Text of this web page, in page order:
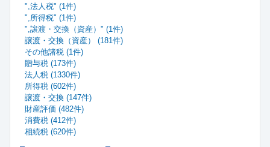
",法人税" (1件)
",所得税" (1件)
",譲渡・交換（資産）" (1件)
譲渡・交換（資産） (181件)
その他諸税 (1件)
贈与税 (173件)
法人税 (1330件)
所得税 (602件)
譲渡・交換 (147件)
財産評価 (482件)
消費税 (412件)
相続税 (620件)